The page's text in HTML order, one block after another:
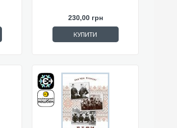
230,00 грн
КУПИТИ